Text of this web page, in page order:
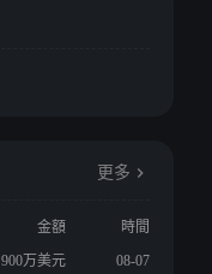
更多
金額
時間
900万美元 08-07